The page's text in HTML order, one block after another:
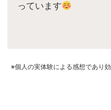
っています
※個人の実体験による感想であり